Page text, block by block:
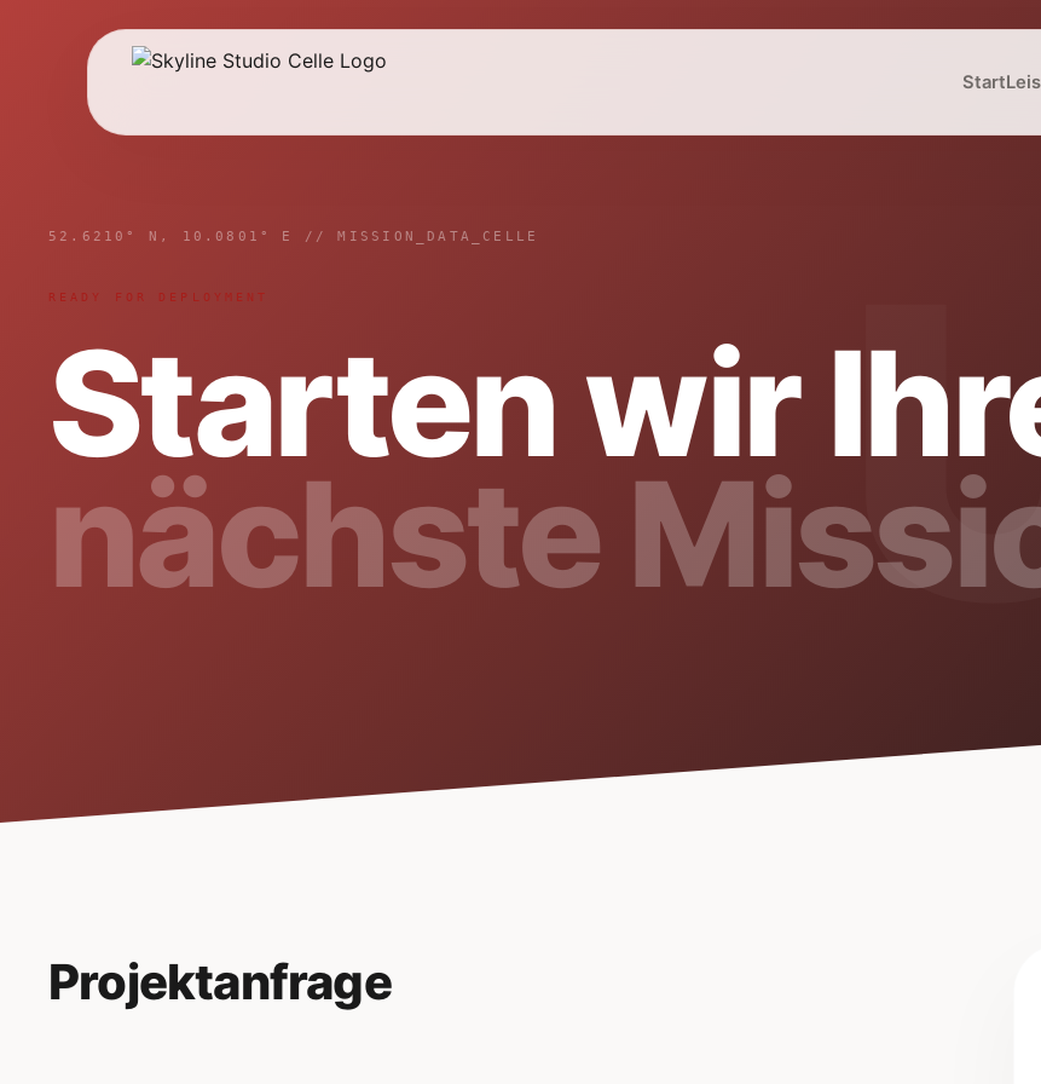
Start
52.6210° N, 10.0801° E // MISSION_DATA_CELLE
READY FOR DEPLOYMENT
Starten wir
nächste
Projektanfrage